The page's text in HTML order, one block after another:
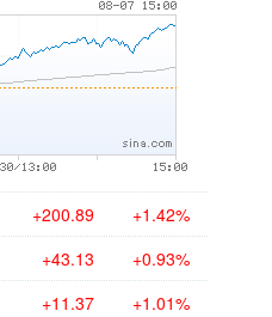
+200.89 +1.42%
+43.13 +0.93%
+11.37 +1.01%